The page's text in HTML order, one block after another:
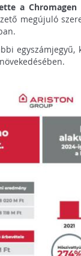
a
megújuló